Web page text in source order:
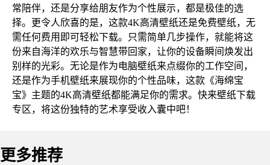
常陪伴，还是分享给朋友作为个性展示，都是极佳的选
择。更令人欣喜的是，这款4K高清壁纸还是免费壁纸，无
需任何费用即可轻松下载。只需简单几步操作，就能将这
份来自海洋的欢乐与智慧带回家，让你的设备瞬间焕发出
别样的光彩。无论是作为电脑壁纸来点缀你的工作空间，
还是作为手机壁纸来展现你的个性品味，这款《海绵宝
宝》主题的4K高清壁纸都能满足你的需求。快来壁纸下载
专区，将这份独特的艺术享受收入囊中吧！
更多推荐